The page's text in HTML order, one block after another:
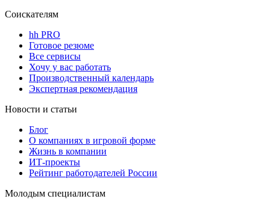
Соискателям
hh PRO
Готовое резюме
Все сервисы
Хочу у вас работать
Производственный календарь
Экспертная рекомендация
Новости и статьи
Блог
О компаниях в игровой форме
Жизнь в компании
ИТ-проекты
Рейтинг работодателей России
Молодым специалистам